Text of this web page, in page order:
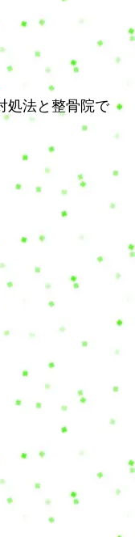
処法と整骨院で